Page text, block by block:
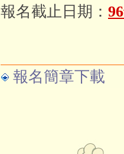
報名截止日期：
報名簡章下載